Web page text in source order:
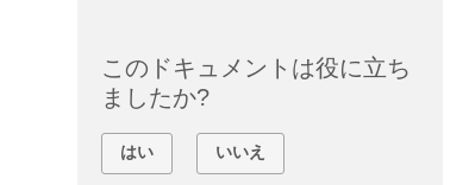
このドキュメントは役に立ち
ましたか?
はい いいえ